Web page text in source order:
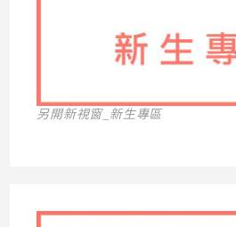
另開新視窗_新生專區